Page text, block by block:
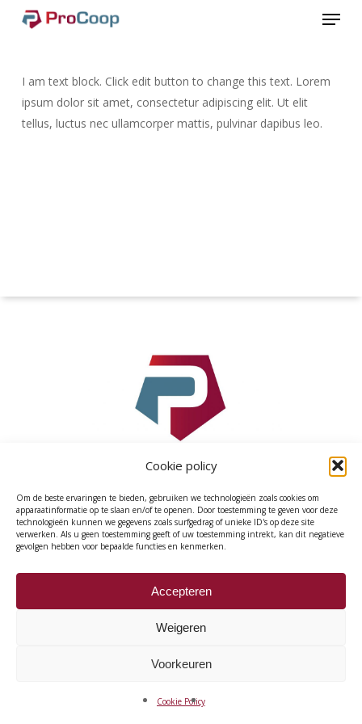
Cookie policy
Om de beste ervaringen te bieden, gebruiken we technologieën zoals cookies om
apparaatinformatie op te slaan en/of te openen. Door toestemming te geven voor deze
technologieën kunnen we gegevens zoals surfgedrag of unieke ID's op deze site
verwerken. Als u geen toestemming geeft of uw toestemming intrekt, kan dit negatieve
gevolgen hebben voor bepaalde functies en kenmerken.
Accepteren
Weigeren
Voorkeuren
Cookie Policy
Menu
I am text block. Click edit button to change this text. Lorem
ipsum dolor sit amet, consectetur adipiscing elit. Ut elit
tellus, luctus nec ullamcorper mattis, pulvinar dapibus leo.
Cookie Policy (EU)
© 2026 ProCoop.